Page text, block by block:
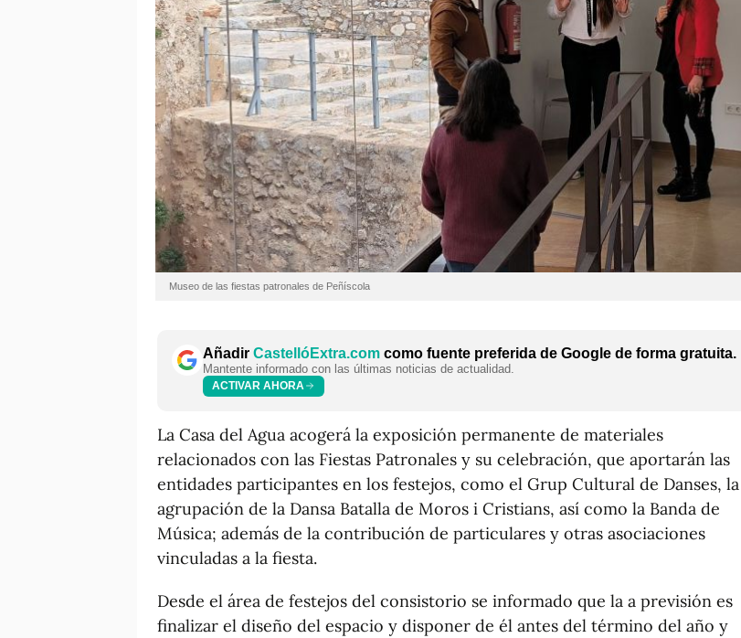
Museo de las fiestas patronales de Peñíscola
Añadir CastellóExtra.com como fuente preferida de Google de forma gratuita.
Mantente informado con las últimas noticias de actualidad.
ACTIVAR AHORA
La Casa del Agua acogerá la exposición permanente de materiales
relacionados con las Fiestas Patronales y su celebración, que aportarán las
entidades participantes en los festejos, como el Grup Cultural de Danses, la
agrupación de la Dansa Batalla de Moros i Cristians, así como la Banda de
Música; además de la contribución de particulares y otras asociaciones
vinculadas a la fiesta.
Desde el área de festejos del consistorio se informado que la a previsión es
finalizar el diseño del espacio y disponer de él antes del término del año y